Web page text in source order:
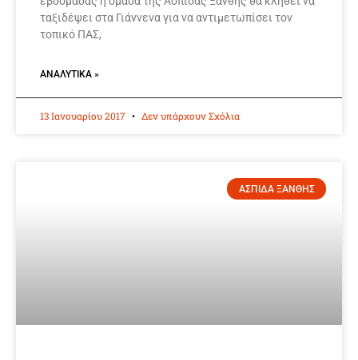
ταξιδέψει στα Γιάννενα για να αντιμετωπίσει τον
τοπικό ΠΑΣ,
ΑΝΑΛΥΤΙΚΆ »
13 Ιανουαρίου 2017 Δεν υπάρχουν Σχόλια
ΑΣΠΙΔΑ ΞΑΝΘΗΣ